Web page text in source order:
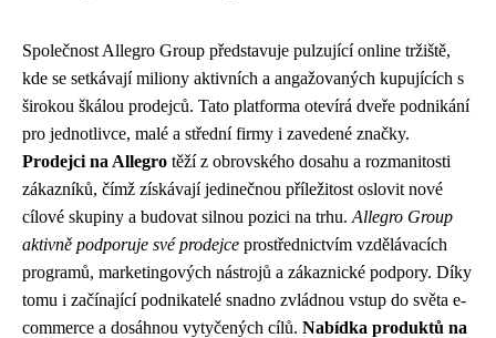
Společnost Allegro Group představuje pulzující online tržiště,
kde se setkávají miliony aktivních a angažovaných kupujících s
širokou škálou prodejců. Tato platforma otevírá dveře podnikání
pro jednotlivce, malé a střední firmy i zavedené značky.
Prodejci na Allegro těží z obrovského dosahu a rozmanitosti
zákazníků, čímž získávají jedinečnou příležitost oslovit nové
cílové skupiny a budovat silnou pozici na trhu. Allegro Group
aktivně podporuje své prodejce prostřednictvím vzdělávacích
programů, marketingových nástrojů a zákaznické podpory. Díky
tomu i začínající podnikatelé snadno zvládnou vstup do světa e-
commerce a dosáhnou vytyčených cílů. Nabídka produktů na